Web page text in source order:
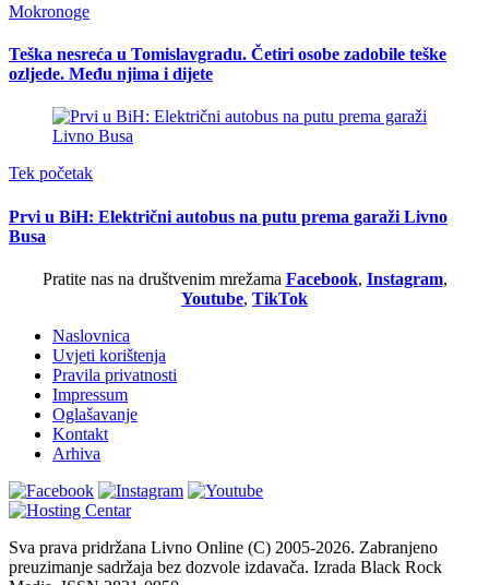
Mokronoge
Teška nesreća u Tomislavgradu. Četiri osobe zadobile teške
ozljede. Među njima i dijete
Tek početak
Prvi u BiH: Električni autobus na putu prema garaži Livno
Busa
Pratite nas na društvenim mrežama Facebook, Instagram,
Youtube, TikTok
Naslovnica
Uvjeti korištenja
Pravila privatnosti
Impressum
Oglašavanje
Kontakt
Arhiva
Sva prava pridržana Livno Online (C) 2005-2026. Zabranjeno
preuzimanje sadržaja bez dozvole izdavača. Izrada Black Rock